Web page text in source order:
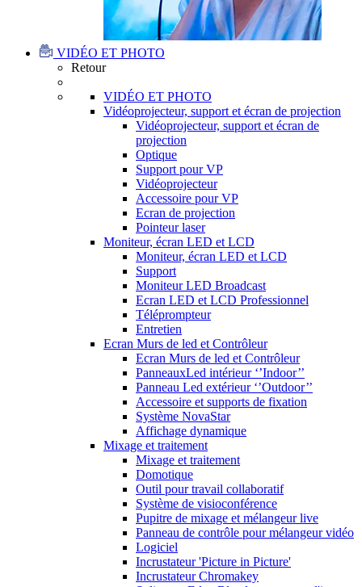
VIDÉO ET PHOTO
Retour
VIDÉO ET PHOTO
Vidéoprojecteur, support et écran de projection
Vidéoprojecteur, support et écran de
projection
Optique
Support pour VP
Vidéoprojecteur
Accessoire pour VP
Ecran de projection
Pointeur laser
Moniteur, écran LED et LCD
Moniteur, écran LED et LCD
Support
Moniteur LED Broadcast
Ecran LED et LCD Professionnel
Téléprompteur
Entretien
Ecran Murs de led et Contrôleur
Ecran Murs de led et Contrôleur
PanneauxLed intérieur ‘’Indoor’’
Panneau Led extérieur ‘’Outdoor’’
Accessoire et supports de fixation
Système NovaStar
Affichage dynamique
Mixage et traitement
Mixage et traitement
Domotique
Outil pour travail collaboratif
Système de visioconférence
Pupitre de mixage et mélangeur live
Panneau de contrôle pour mélangeur vidéo
Logiciel
Incrustateur 'Picture in Picture'
Incrustateur Chromakey